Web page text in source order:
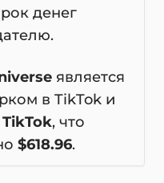
денег
является
в TikTok и
, что
$618.96.